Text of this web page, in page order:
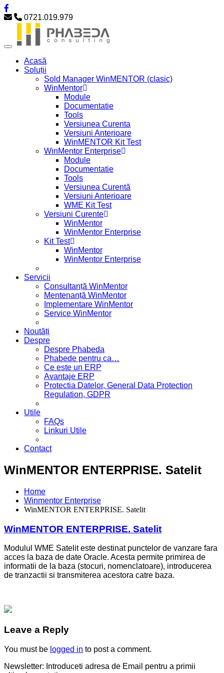
0721.019.979
Acasă
Soluții
Sold Manager WinMENTOR (clasic)
WinMentor
Module
Documentatie
Tools
Versiunea Curenta
Versiuni Anterioare
WinMENTOR Kit Test
WinMentor Enterprise
Module
Documentatie
Tools
Versiunea Curentă
Versiuni Anterioare
WME Kit Test
Versiuni Curente
WinMentor
WinMentor Enterprise
Kit Test
WinMentor
WinMentor Enterprise
Servicii
Consultanță WinMentor
Mentenanță WinMentor
Implementare WinMentor
Service WinMentor
Noutăți
Despre
Despre Phabeda
Phabede pentru ca…
Ce este un ERP
Avantaje ERP
Protectia Datelor, General Data Protection
Regulation, GDPR
Utile
FAQs
Linkuri Utile
Contact
WinMENTOR ENTERPRISE. Satelit
Home
Winmentor Enterprise
WinMENTOR ENTERPRISE. Satelit
WinMENTOR ENTERPRISE. Satelit
Modulul WME Satelit este destinat punctelor de vanzare fara
acces la baza de date Oracle. Acesta permite primirea de
informatii de la baza (stocuri, nomenclatoare), introducerea
de tranzactii si transmiterea acestora catre baza.
Leave a Reply
You must be logged in to post a comment.
Newsletter: Introduceti adresa de Email pentru a primii